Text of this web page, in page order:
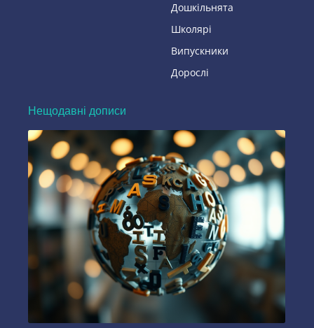
Дошкільнята
Школярі
Випускники
Дорослі
Нещодавні дописи